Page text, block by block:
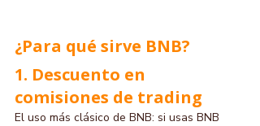
¿Para qué sirve BNB?
1. Descuento en
comisiones de trading
El uso más clásico de BNB: si usas BNB